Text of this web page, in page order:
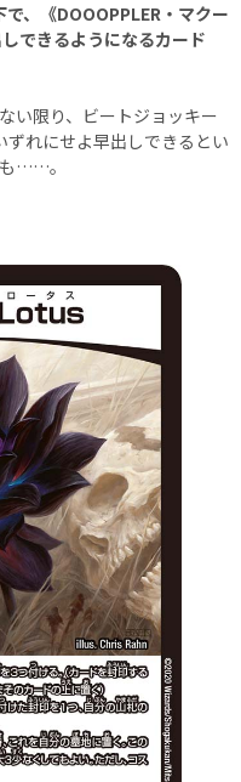
で、《DOOOPPLER・マクー
できるようになるカード
い限り、ビートジョッキー
ずれにせよ早出しできるとい
……。